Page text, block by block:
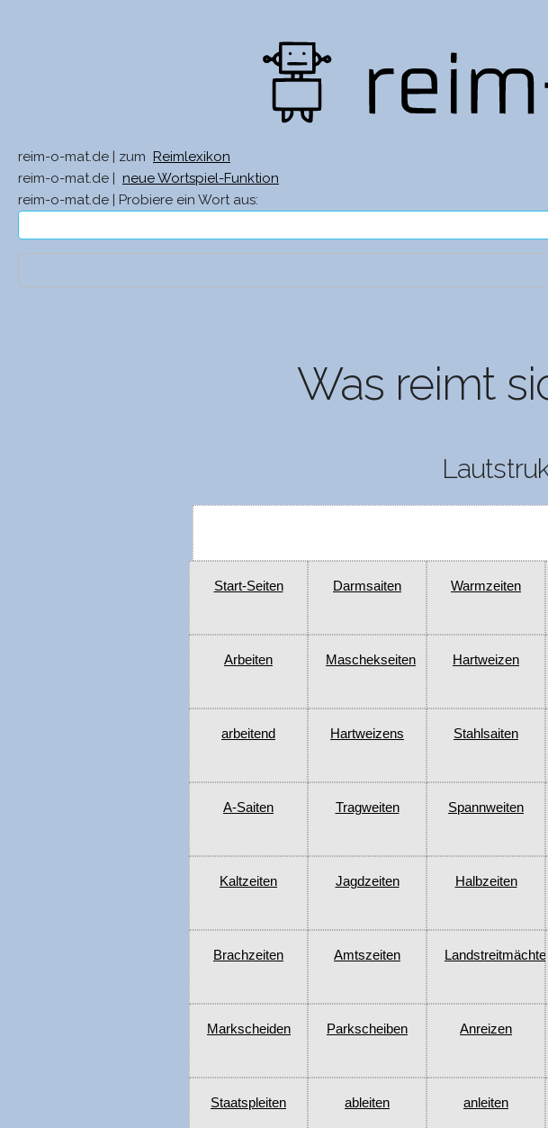
reim-o-mat.de | zum
Reimlexikon
reim-o-mat.de |
neue Wortspiel-Funktion
reim-o-mat.de | Probiere ein Wort aus:
Was reimt
Start-Seiten Darmsaiten Warmzeiten
Arbeiten Maschekseiten Hartweizen
arbeitend Hartweizens Stahlsaiten
A-Saiten Tragweiten Spannweiten
Kaltzeiten Jagdzeiten Halbzeiten
Brachzeiten Amtszeiten Landstreitmächten
Markscheiden Parkscheiben Anreizen
Staatspleiten ableiten anleiten